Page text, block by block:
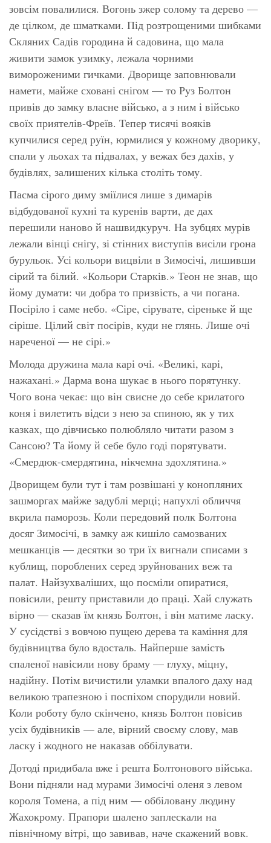
зовсім повалилися. Вогонь зжер солому та дерево —
де цілком, де шматками. Під розтрощеними шибками
Скляних Садів городина й садовина, що мала
живити замок узимку, лежала чорними
вимороженими гичками. Дворище заповнювали
намети, майже сховані снігом — то Руз Болтон
привів до замку власне військо, а з ним і військо
своїх приятелів-Фреїв. Тепер тисячі вояків
купчилися серед руїн, юрмилися у кожному дворику,
спали у льохах та підвалах, у вежах без дахів, у
будівлях, залишених кілька століть тому.
Пасма сірого диму зміїлися лише з димарів
відбудованої кухні та куренів варти, де дах
перешили наново й нашвидкуруч. На зубцях мурів
лежали вінці снігу, зі стінних виступів висіли грона
бурульок. Усі кольори вицвіли в Зимосічі, лишивши
сірий та білий. «Кольори Старків.» Теон не знав, що
йому думати: чи добра то призвість, а чи погана.
Посіріло і саме небо. «Сіре, сірувате, сіреньке й ще
сіріше. Цілий світ посірів, куди не глянь. Лише очі
нареченої — не сірі.»
Молода дружина мала карі очі. «Великі, карі,
нажахані.» Дарма вона шукає в нього порятунку.
Чого вона чекає: що він свисне до себе крилатого
коня і вилетить відси з нею за спиною, як у тих
казках, що дівчисько полюбляло читати разом з
Сансою? Та йому й себе було годі порятувати.
«Смердюк-смердятина, нікчемна здохлятина.»
Дворищем були тут і там розвішані у конопляних
зашморгах майже задублі мерці; напухлі обличчя
вкрила паморозь. Коли передовий полк Болтона
досяг Зимосічі, в замку аж кишіло самозваних
мешканців — десятки зо три їх вигнали списами з
кублищ, пороблених серед зруйнованих веж та
палат. Найзухваліших, що посміли опиратися,
повісили, решту приставили до праці. Хай служать
вірно — сказав їм князь Болтон, і він матиме ласку.
У сусідстві з вовчою пущею дерева та каміння для
будівництва було вдосталь. Найперше замість
спаленої навісили нову браму — глуху, міцну,
надійну. Потім вичистили уламки впалого даху над
великою трапезною і поспіхом спорудили новий.
Коли роботу було скінчено, князь Болтон повісив
усіх будівників — але, вірний своєму слову, мав
ласку і жодного не наказав оббілувати.
Дотоді придибала вже і решта Болтонового війська.
Вони підняли над мурами Зимосічі оленя з левом
короля Томена, а під ним — оббіловану людину
Жахокрому. Прапори шалено заплескали на
північному вітрі, що завивав, наче скажений вовк.